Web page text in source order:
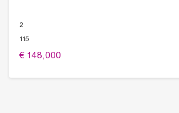
2
115
148,000 €